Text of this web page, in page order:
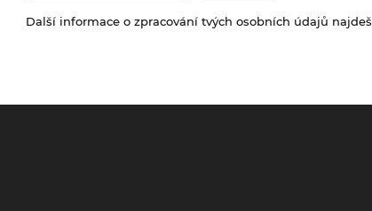
Další informace o zpracování tvých osobních údajů najdeš